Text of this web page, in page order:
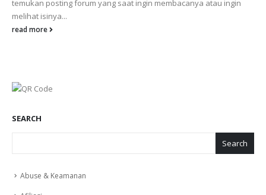
temukan posting forum yang saat ingin membacanya atau ingin
melihat isinya...
read more
SEARCH
Search
Abuse & Keamanan